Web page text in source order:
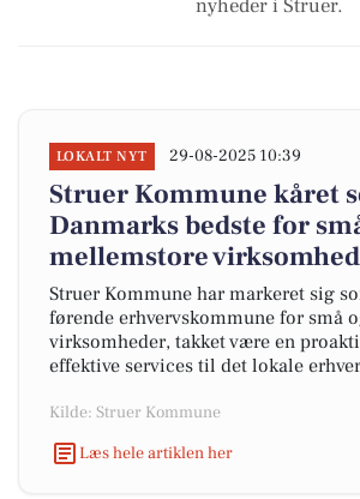
nyheder i Struer.
LOKALT NYT 29-08-2025 10:39
Struer Kommune kåret
Danmarks bedste for
mellemstore
Struer Kommune har markeret sig
førende erhvervskommune for små
virksomheder, takket være en
effektive services til det lokale
Kilde: Struer Kommune
Læs hele artiklen her